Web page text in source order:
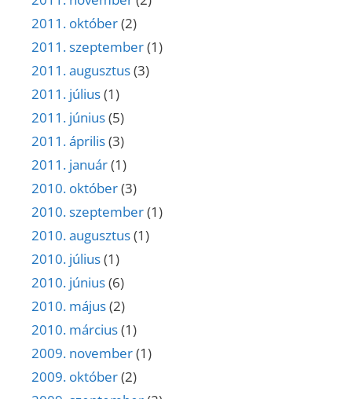
2011. október(2)
2011. szeptember(1)
2011. augusztus(3)
2011. július(1)
2011. június(5)
2011. április(3)
2011. január(1)
2010. október(3)
2010. szeptember(1)
2010. augusztus(1)
2010. július(1)
2010. június(6)
2010. május(2)
2010. március(1)
2009. november(1)
2009. október(2)